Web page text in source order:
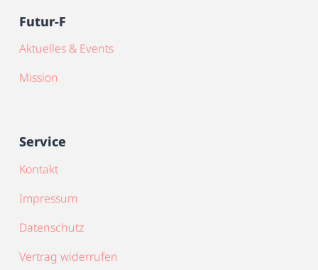
Futur-F
Aktuelles & Events
Mission
Service
Kontakt
Impressum
Datenschutz
Vertrag widerrufen